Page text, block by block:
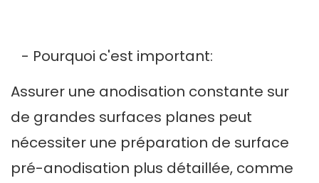
- Pourquoi c'est important:
Assurer une anodisation constante sur
de grandes surfaces planes peut
nécessiter une préparation de surface
pré-anodisation plus détaillée, comme